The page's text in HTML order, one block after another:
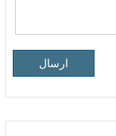
ارسال